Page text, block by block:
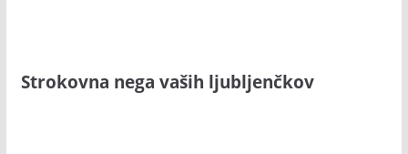
Strokovna nega vaših ljubljenčkov